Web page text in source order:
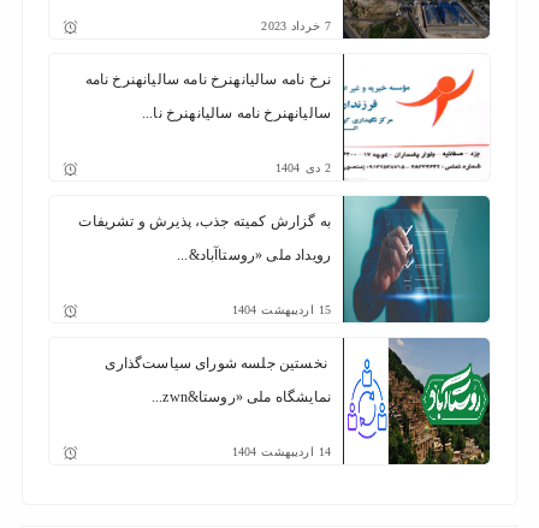
7 خرداد 2023
نرخ نامه سالیانهنرخ نامه سالیانهنرخ نامه
سالیانهنرخ نامه سالیانهنرخ نا...
2 دی 1404
به گزارش کمیته جذب، پذیرش و تشریفات
رویداد ملی «روستا‌آباد&...
15 اردیبهشت 1404
نخستین جلسه شورای سیاست‌گذاری
نمایشگاه ملی «روستا&zwn...
14 اردیبهشت 1404